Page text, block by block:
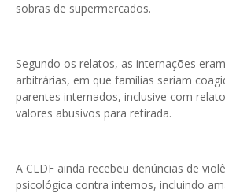
sobras de supermercados.
Segundo os relatos, as internações
arbitrárias, em que famílias seriam
parentes internados, inclusive com
valores abusivos para retirada.
A CLDF ainda recebeu denúncias de
psicológica contra internos, incluindo